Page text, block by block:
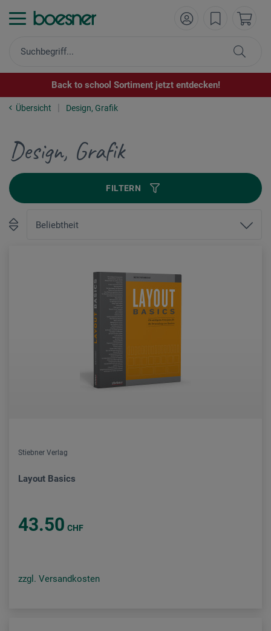
Back to school Sortiment jetzt entdecken!
Übersicht Design, Grafik
Design, Grafik
FILTERN
Stiebner Verlag
Layout Basics
43.50 CHF
zzgl. Versandkosten